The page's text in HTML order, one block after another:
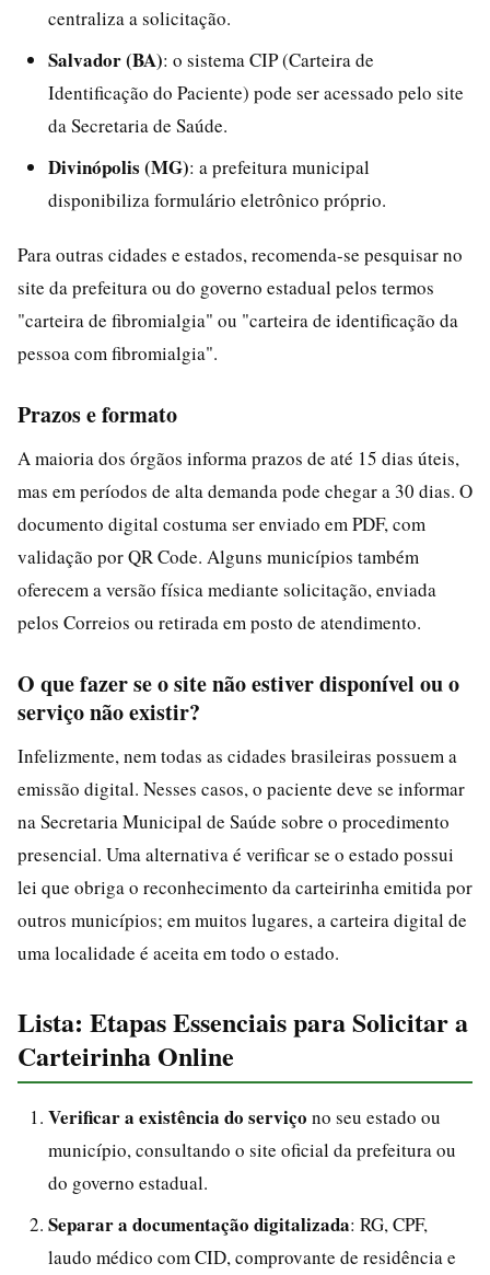
centraliza a solicitação.
Salvador (BA): o sistema CIP (Carteira de
Identificação do Paciente) pode ser acessado pelo site
da Secretaria de Saúde.
Divinópolis (MG): a prefeitura municipal
disponibiliza formulário eletrônico próprio.
Para outras cidades e estados, recomenda-se pesquisar no
site da prefeitura ou do governo estadual pelos termos
"carteira de fibromialgia" ou "carteira de identificação da
pessoa com fibromialgia".
Prazos e formato
A maioria dos órgãos informa prazos de até 15 dias úteis,
mas em períodos de alta demanda pode chegar a 30 dias. O
documento digital costuma ser enviado em PDF, com
validação por QR Code. Alguns municípios também
oferecem a versão física mediante solicitação, enviada
pelos Correios ou retirada em posto de atendimento.
O que fazer se o site não estiver disponível ou o
serviço não existir?
Infelizmente, nem todas as cidades brasileiras possuem a
emissão digital. Nesses casos, o paciente deve se informar
na Secretaria Municipal de Saúde sobre o procedimento
presencial. Uma alternativa é verificar se o estado possui
lei que obriga o reconhecimento da carteirinha emitida por
outros municípios; em muitos lugares, a carteira digital de
uma localidade é aceita em todo o estado.
Lista: Etapas Essenciais para Solicitar a
Carteirinha Online
Verificar a existência do serviço no seu estado ou
município, consultando o site oficial da prefeitura ou
do governo estadual.
Separar a documentação digitalizada: RG, CPF,
laudo médico com CID, comprovante de residência e